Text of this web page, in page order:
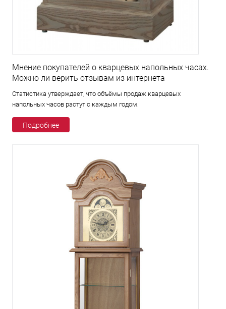
Мнение покупателей о кварцевых напольных часах.
Можно ли верить отзывам из интернета
Статистика утверждает, что объёмы продаж кварцевых
напольных часов растут с каждым годом.
Подробнее